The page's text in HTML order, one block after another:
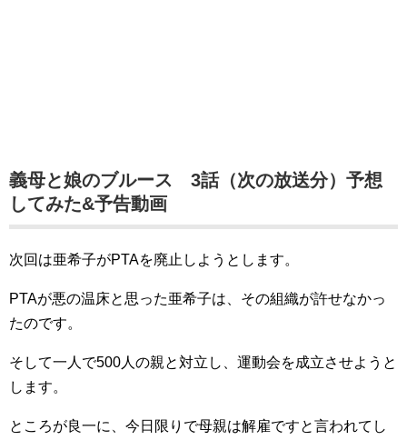
義母と娘のブルース 3話（次の放送分）予想
してみた&予告動画
次回は亜希子がPTAを廃止しようとします。
PTAが悪の温床と思った亜希子は、その組織が許せなかっ
たのです。
そして一人で500人の親と対立し、運動会を成立させようと
します。
ところが良一に、今日限りで母親は解雇ですと言われてし